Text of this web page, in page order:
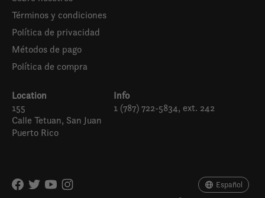
Términos y condiciones
Política de privacidad
Métodos de pago
Política de compra
Location
155
Calle Tetuan, San Juan
Puerto Rico
Info
1 (787) 722-5834, ext. 242
Español